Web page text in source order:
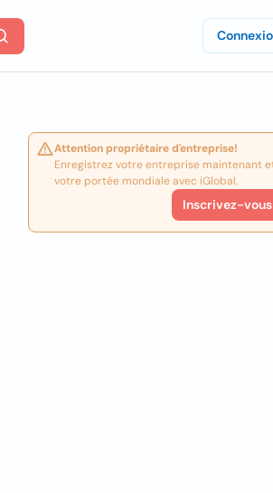
Attention propriétaire d'entreprise!
Enregistrez votre entreprise maintenant
votre portée mondiale avec iGlobal.
Inscrivez-